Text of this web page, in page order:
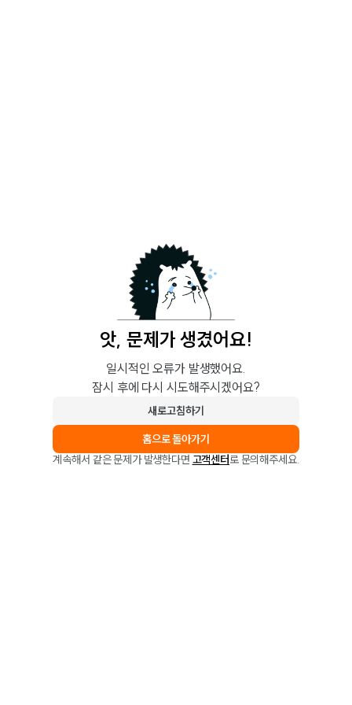
앗, 문제가 생겼어요!
일시적인 오류가 발생했어요.
잠시 후에 다시 시도해주시겠어요?
새로고침하기
홈으로 돌아가기
계속해서 같은 문제가 발생한다면 고객센터로 문의해주세요.